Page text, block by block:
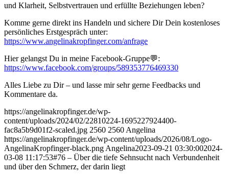
und Klarheit, Selbstvertrauen und erfüllte Beziehungen leben?
Komme gerne direkt ins Handeln und sichere Dir Dein kostenloses
persönliches Erstgespräch unter:
⁠https://www.angelinakropfinger.com/anfrage⁠
Hier gelangst Du in meine Facebook-Gruppe💬:
⁠https://www.facebook.com/groups/589353776469330⁠
Alles Liebe zu Dir – und lasse mir sehr gerne Feedbacks und
Kommentare da.
https://angelinakropfinger.de/wp-
content/uploads/2024/02/22810224-1695227924400-
fac8a5b9d01f2-scaled.jpg 2560 2560 Angelina
https://angelinakropfinger.de/wp-content/uploads/2026/08/Logo-
AngelinaKropfinger-black.png Angelina2023-09-21 03:30:002024-
03-08 11:17:53#76 – Über die tiefe Sehnsucht nach Verbundenheit
und über den Schmerz, der darin liegt